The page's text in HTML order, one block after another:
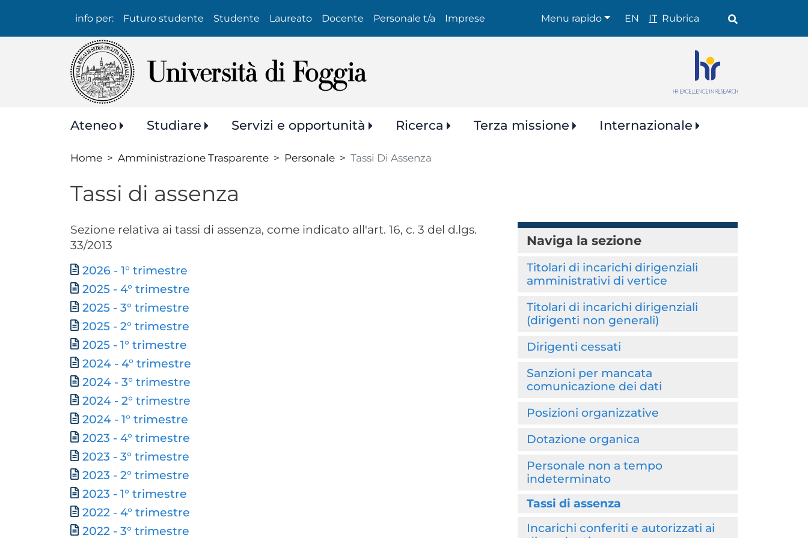
Info
per:
info per: Futuro studente Studente Laureato Docente Personale t/a Imprese Shortcuts
Menu rapido EN IT Rubrica
Navigazione
Ateneo Studiare Servizi e opportunità Ricerca Terza missione Internazionale
Home Amministrazione Trasparente Personale Tassi Di Assenza
Tassi di assenza
Sezione relativa ai tassi di assenza, come indicato all'art. 16, c. 3 del d.lgs.
33/2013
Documento
2026 - 1° trimestre
2025 - 4° trimestre
2025 - 3° trimestre
2025 - 2° trimestre
2025 - 1° trimestre
Documento
2024 - 4° trimestre
2024 - 3° trimestre
2024 - 2° trimestre
2024 - 1° trimestre
2023 - 4° trimestre
2023 - 3° trimestre
2023 - 2° trimestre
2023 - 1° trimestre
2022 - 4° trimestre
2022 - 3° trimestre
Naviga la sezione
Titolari di incarichi dirigenziali
amministrativi di vertice
Titolari di incarichi dirigenziali
(dirigenti non generali)
Dirigenti cessati
Sanzioni per mancata
comunicazione dei dati
Posizioni organizzative
Dotazione organica
Personale non a tempo
indeterminato
Tassi di assenza
Incarichi conferiti e autorizzati ai